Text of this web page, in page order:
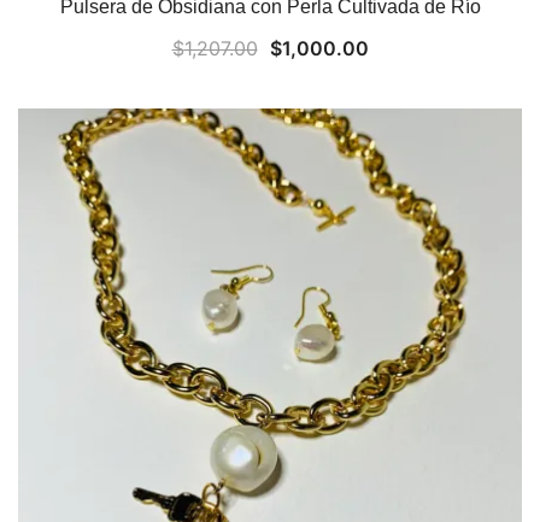
Pulsera de Obsidiana con Perla Cultivada de Río
$1,207.00 Original
was:
$1,207.00.
$1,000.00Current
is:
$1,000.00.